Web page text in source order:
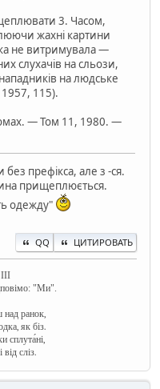
3. Часом,
жахні картини
не витримувала —
слухачів на сльози,
на людське
115).
— Том 11, 1980. —
префікса, але з -ся.
прищеплюється.
одежду"
QQ ЦИТИРОВАТЬ
III
"Ми".
над ранок,
як біз.
сплута́ні,
сліз.